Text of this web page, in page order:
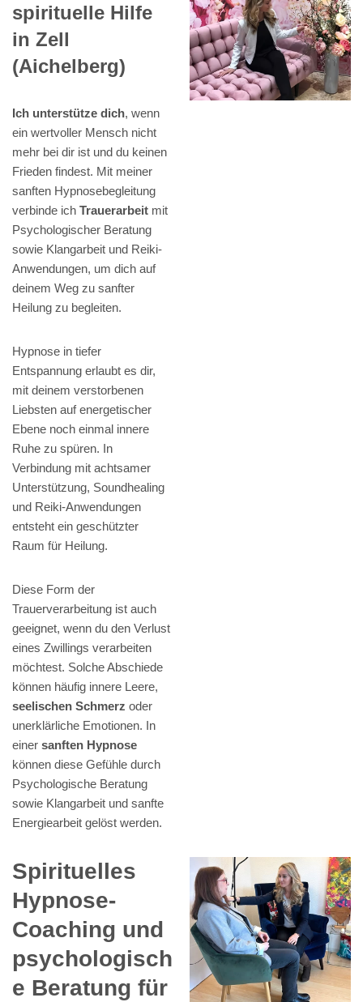
spirituelle Hilfe
in Zell
(Aichelberg)
Ich unterstütze dich, wenn
ein wertvoller Mensch nicht
mehr bei dir ist und du keinen
Frieden findest. Mit meiner
sanften Hypnosebegleitung
verbinde ich Trauerarbeit mit
Psychologischer Beratung
sowie Klangarbeit und Reiki-
Anwendungen, um dich auf
deinem Weg zu sanfter
Heilung zu begleiten.
Hypnose in tiefer
Entspannung erlaubt es dir,
mit deinem verstorbenen
Liebsten auf energetischer
Ebene noch einmal innere
Ruhe zu spüren. In
Verbindung mit achtsamer
Unterstützung, Soundhealing
und Reiki-Anwendungen
entsteht ein geschützter
Raum für Heilung.
Diese Form der
Trauerverarbeitung ist auch
geeignet, wenn du den Verlust
eines Zwillings verarbeiten
möchtest. Solche Abschiede
können häufig innere Leere,
seelischen Schmerz oder
unerklärliche Emotionen. In
einer sanften Hypnose
können diese Gefühle durch
Psychologische Beratung
sowie Klangarbeit und sanfte
Energiearbeit gelöst werden.
Spirituelles
Hypnose-
Coaching und
psychologisch
e Beratung für